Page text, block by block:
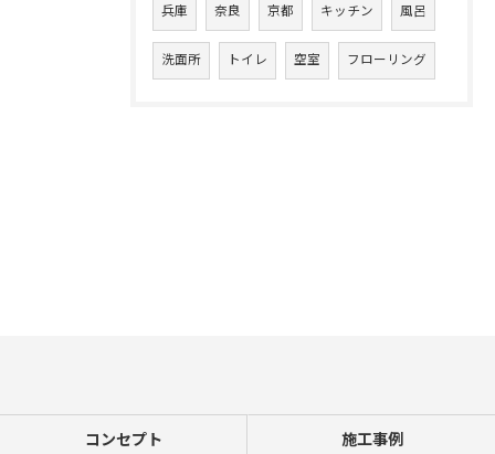
兵庫 奈良 京都 キッチン 風呂
洗面所 トイレ 空室 フローリング
コンセプト 施工事例